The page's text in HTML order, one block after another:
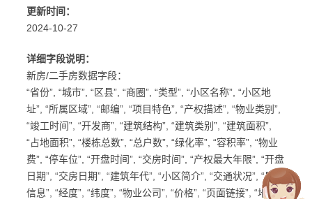
更新时间：
2024-10-27
详细字段说明：
新房/二手房数据字段：
“省份”, “城市”, “区县”, “商圈”, “类型”, “小区名称”, “小区地
址”, “所属区域”, “邮编”, “项目特色”, “产权描述”, “物业类别”,
“竣工时间”, “开发商”, “建筑结构”, “建筑类别”, “建筑面积”,
“占地面积”, “楼栋总数”, “总户数”, “绿化率”, “容积率”, “物业
费”, “停车位”, “开盘时间”, “交房时间”, “产权最大年限”, “开盘
日期”, “交房日期”, “建筑年代”, “小区简介”, “交通状况”, “周边
信息”, “经度”, “纬度”, “物业公司”, “价格”, “页面链接”, “地图